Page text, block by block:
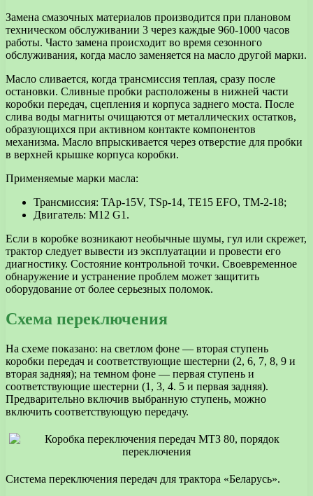
Замена смазочных материалов производится при плановом
техническом обслуживании 3 через каждые 960-1000 часов
работы. Часто замена происходит во время сезонного
обслуживания, когда масло заменяется на масло другой марки.
Масло сливается, когда трансмиссия теплая, сразу после
остановки. Сливные пробки расположены в нижней части
коробки передач, сцепления и корпуса заднего моста. После
слива воды магниты очищаются от металлических остатков,
образующихся при активном контакте компонентов
механизма. Масло впрыскивается через отверстие для пробки
в верхней крышке корпуса коробки.
Применяемые марки масла:
Трансмиссия: TAp-15V, TSp-14, TE15 EFO, TM-2-18;
Двигатель: M12 G1.
Если в коробке возникают необычные шумы, гул или скрежет,
трактор следует вывести из эксплуатации и провести его
диагностику. Состояние контрольной точки. Своевременное
обнаружение и устранение проблем может защитить
оборудование от более серьезных поломок.
Схема переключения
На схеме показано: на светлом фоне — вторая ступень
коробки передач и соответствующие шестерни (2, 6, 7, 8, 9 и
вторая задняя); на темном фоне — первая ступень и
соответствующие шестерни (1, 3, 4. 5 и первая задняя).
Предварительно включив выбранную ступень, можно
включить соответствующую передачу.
Система переключения передач для трактора «Беларусь».